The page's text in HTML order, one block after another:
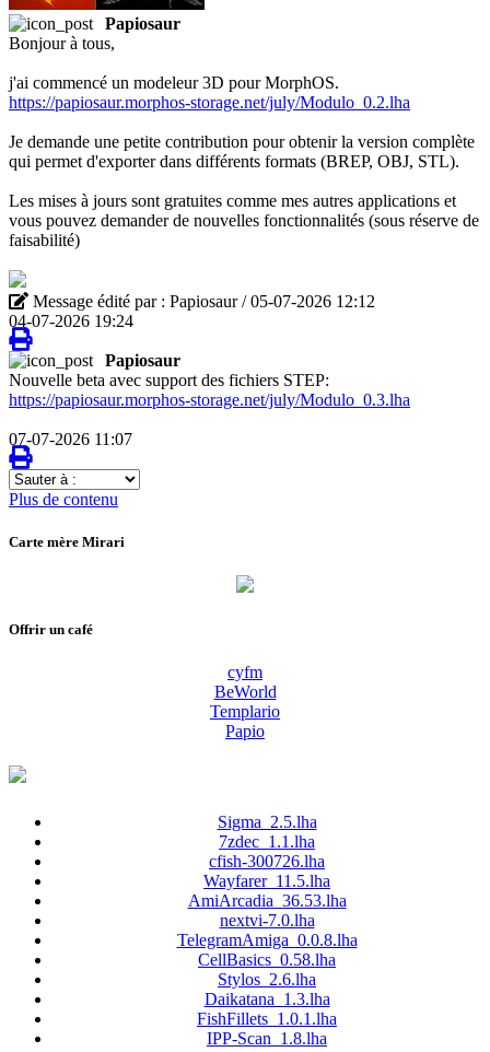
Papiosaur
Bonjour à tous,
j'ai commencé un modeleur 3D pour MorphOS.
https://papiosaur.morphos-storage.net/july/Modulo_0.2.lha
Je demande une petite contribution pour obtenir la version complète
qui permet d'exporter dans différents formats (BREP, OBJ, STL).
Les mises à jours sont gratuites comme mes autres applications et
vous pouvez demander de nouvelles fonctionnalités (sous réserve de
faisabilité)
Message édité par : Papiosaur / 05-07-2026 12:12
04-07-2026 19:24
Papiosaur
Nouvelle beta avec support des fichiers STEP:
https://papiosaur.morphos-storage.net/july/Modulo_0.3.lha
07-07-2026 11:07
Sauter
à
Plus de contenu
Carte mère Mirari
Offrir un café
cyfm
BeWorld
Templario
Papio
Sigma_2.5.lha
7zdec_1.1.lha
cfish-300726.lha
Wayfarer_11.5.lha
AmiArcadia_36.53.lha
nextvi-7.0.lha
TelegramAmiga_0.0.8.lha
CellBasics_0.58.lha
Stylos_2.6.lha
Daikatana_1.3.lha
FishFillets_1.0.1.lha
IPP-Scan_1.8.lha